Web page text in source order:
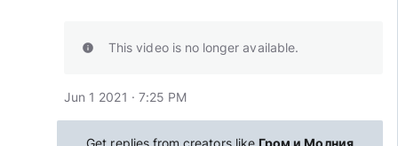
info This video is no longer available.
Jun 1 2021 · 7:25 PM
Get replies from creators like Гром и Молния